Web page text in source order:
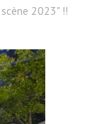
2023" !!